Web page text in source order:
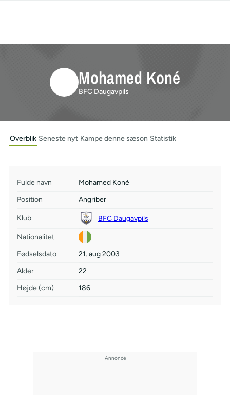
Mohamed Koné
BFC Daugavpils
Overblik Seneste nyt Kampe denne sæson Statistik
Fulde navn
Mohamed Koné
Position
Angriber
Klub BFC Daugavpils
Nationalitet
Fødselsdato
21. aug 2003
Alder
22
Højde (cm)
186